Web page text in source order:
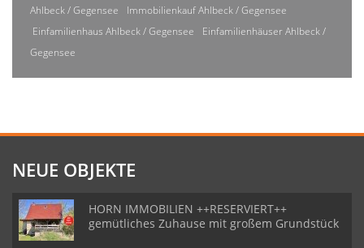
Ahlbeck / Gegensee
Immobilienkauf Ahlbeck / Gegensee
Einfamilienhaus Ahlbeck / Gegensee
Einfamilienhäuser Ahlbeck /
Gegensee
NEUE OBJEKTE
HORN IMMOBILIEN ++RESERVIERT++
gemütliches Zuhause mit großem Grundstück